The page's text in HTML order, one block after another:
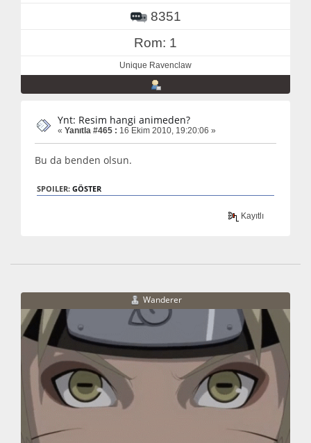
8351
Rom: 1
Unique Ravenclaw
Ynt: Resim hangi animeden?
« Yanıtla #465 : 16 Ekim 2010, 19:20:06 »
Bu da benden olsun.
SPOILER: GÖSTER
Kayıtlı
Wanderer